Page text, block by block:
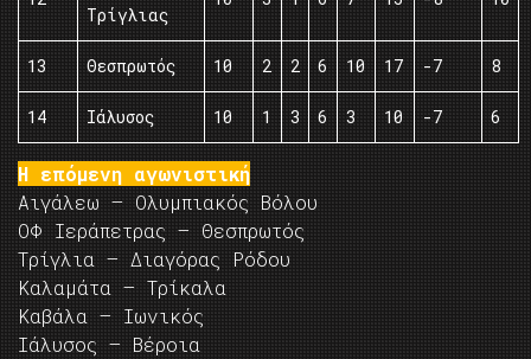
Τρίγλιας
13 Θεσπρωτός 10 2 2 6 10 17 -7 8
14 Ιάλυσος 10 1 3 6 3 10 -7 6
Η επόμενη αγωνιστική
Αιγάλεω – Ολυμπιακός Βόλου
ΟΦ Ιεράπετρας – Θεσπρωτός
Τρίγλια – Διαγόρας Ρόδου
Καλαμάτα – Τρίκαλα
Καβάλα – Ιωνικός
Ιάλυσος – Βέροια